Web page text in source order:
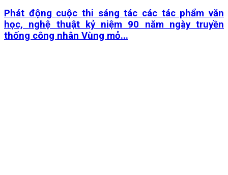
Phát động cuộc thi sáng tác các tác phẩm văn
học, nghệ thuật kỷ niệm 90 năm ngày truyền
thống công nhân Vùng mỏ...